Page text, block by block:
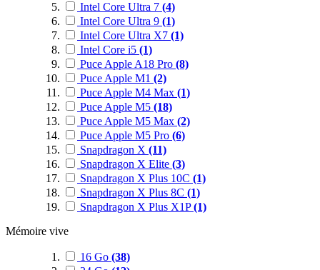
Intel Core Ultra 7 (4)
Intel Core Ultra 9 (1)
Intel Core Ultra X7 (1)
Intel Core i5 (1)
Puce Apple A18 Pro (8)
Puce Apple M1 (2)
Puce Apple M4 Max (1)
Puce Apple M5 (18)
Puce Apple M5 Max (2)
Puce Apple M5 Pro (6)
Snapdragon X (11)
Snapdragon X Elite (3)
Snapdragon X Plus 10C (1)
Snapdragon X Plus 8C (1)
Snapdragon X Plus X1P(1)
Mémoire vive
16 Go (38)